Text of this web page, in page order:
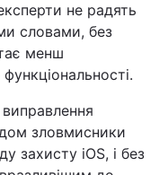
не радять
словами, без
менш
зловмисники
захисту iOS, і без